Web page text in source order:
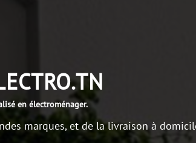
en électroménager.
marques, et de la livraison à